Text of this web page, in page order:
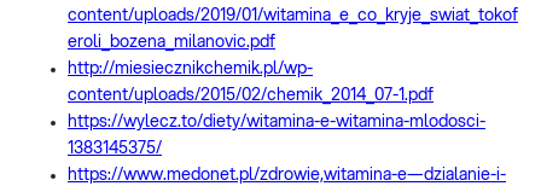
content/uploads/2019/01/witamina_e_co_kryje_swiat_tokof
eroli_bozena_milanovic.pdf
http://miesiecznikchemik.pl/wp-
content/uploads/2015/02/chemik_2014_07-1.pdf
https://wylecz.to/diety/witamina-e-witamina-mlodosci-
1383145375/
https://www.medonet.pl/zdrowie,witamina-e—dzialanie-i-